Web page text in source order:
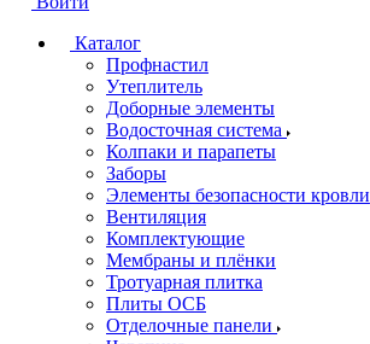
Каталог
Профнастил
Утеплитель
Доборные элементы
Водосточная система
Колпаки и парапеты
Заборы
Элементы безопасности кровли
Вентиляция
Комплектующие
Мембраны и плёнки
Тротуарная плитка
Плиты ОСБ
Отделочные панели